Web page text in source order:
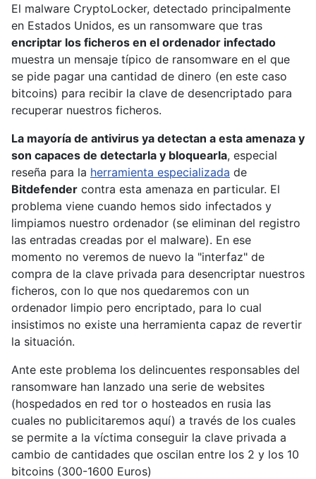
El malware CryptoLocker, detectado principalmente
en Estados Unidos, es un ransomware que tras
encriptar los ficheros en el ordenador infectado
muestra un mensaje típico de ransomware en el que
se pide pagar una cantidad de dinero (en este caso
bitcoins) para recibir la clave de desencriptado para
recuperar nuestros ficheros.
La mayoría de antivirus ya detectan a esta amenaza y
son capaces de detectarla y bloquearla, especial
reseña para la herramienta especializada de
Bitdefender contra esta amenaza en particular. El
problema viene cuando hemos sido infectados y
limpiamos nuestro ordenador (se eliminan del registro
las entradas creadas por el malware). En ese
momento no veremos de nuevo la "interfaz" de
compra de la clave privada para desencriptar nuestros
ficheros, con lo que nos quedaremos con un
ordenador limpio pero encriptado, para lo cual
insistimos no existe una herramienta capaz de revertir
la situación.
Ante este problema los delincuentes responsables del
ransomware han lanzado una serie de websites
(hospedados en red tor o hosteados en rusia las
cuales no publicitaremos aquí) a través de los cuales
se permite a la víctima conseguir la clave privada a
cambio de cantidades que oscilan entre los 2 y los 10
bitcoins (300-1600 Euros)